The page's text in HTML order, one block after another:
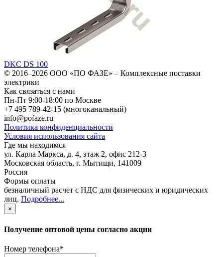
DKC DS 100
© 2016–2026 ООО «ПО ФАЗЕ» – Комплексные поставки
электрики
Как связаться с нами
Пн-Пт 9:00-18:00 по Москве
+7 495 789-42-15 (многоканальный)
info@pofaze.ru
Политика конфиденциальности
Условия использования сайта
Где мы находимся
ул. Карла Маркса, д. 4, этаж 2, офис 212-3
Московская область, г. Мытищи, 141009
Россия
Формы оплаты
безналичный расчет с НДС для физических и юридических
лиц. Подробнее...
×
Получение оптовой цены согласно акции
Номер телефона*